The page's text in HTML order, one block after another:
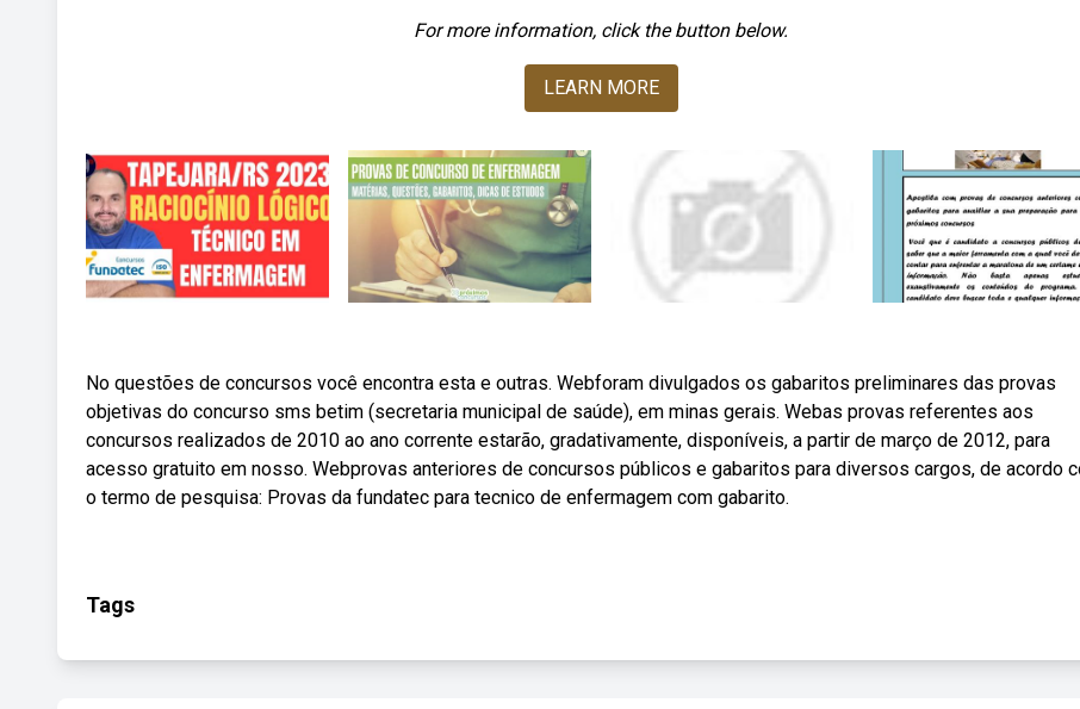
For more information, click the button below.
LEARN MORE
No questões de concursos você encontra esta e outras. Webforam divulgados os gabaritos preliminares das provas
objetivas do concurso sms betim (secretaria municipal de saúde), em minas gerais. Webas provas referentes aos
concursos realizados de 2010 ao ano corrente estarão, gradativamente, disponíveis, a partir de março de 2012, para
acesso gratuito em nosso. Webprovas anteriores de concursos públicos e gabaritos para diversos cargos, de acordo
o termo de pesquisa: Provas da fundatec para tecnico de enfermagem com gabarito.
Tags